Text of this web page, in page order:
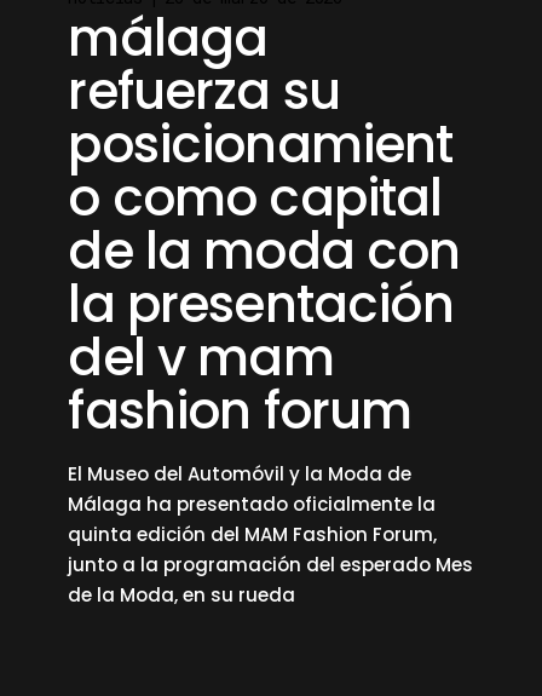
málaga
refuerza su
posicionamient
o como capital
de la moda con
la presentación
del v mam
fashion forum
El Museo del Automóvil y la Moda de
Málaga ha presentado oficialmente la
quinta edición del MAM Fashion Forum,
junto a la programación del esperado Mes
de la Moda, en su rueda